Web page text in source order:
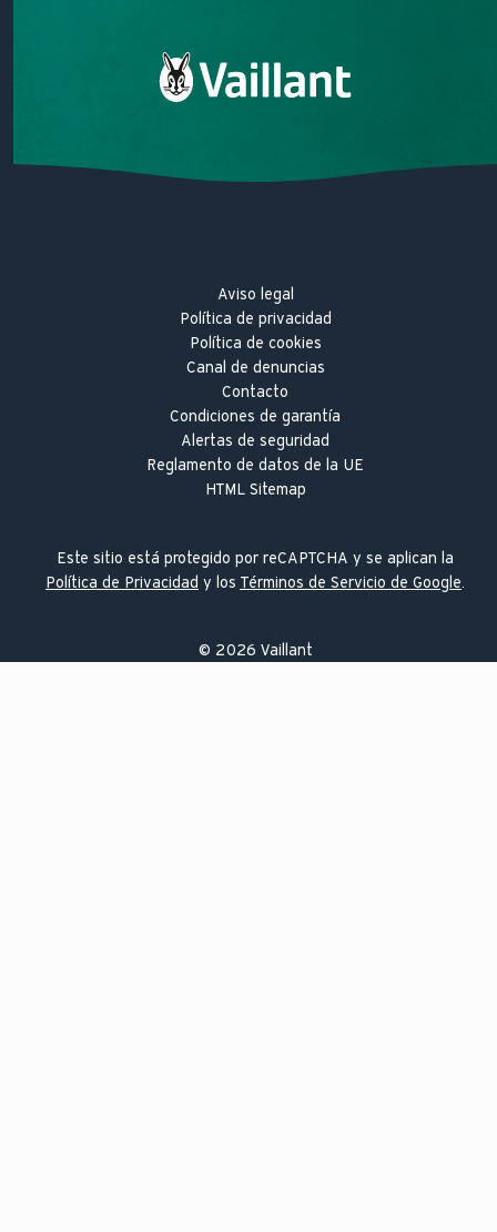
Aviso legal
Política de privacidad
Política de cookies
Canal de denuncias
Contacto
Condiciones de garantía
Alertas de seguridad
Reglamento de datos de la UE
HTML Sitemap
Este sitio está protegido por reCAPTCHA y se aplican la
Política de Privacidad y los Términos de Servicio de Google.
© 2026 Vaillant